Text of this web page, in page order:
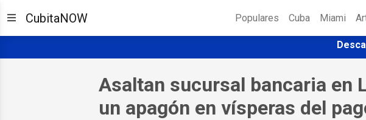
CubitaNOW Populares Cuba Miami
Asaltan sucursal bancaria en
un apagón en vísperas del